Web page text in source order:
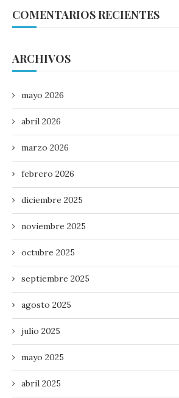
COMENTARIOS RECIENTES
ARCHIVOS
mayo 2026
abril 2026
marzo 2026
febrero 2026
diciembre 2025
noviembre 2025
octubre 2025
septiembre 2025
agosto 2025
julio 2025
mayo 2025
abril 2025